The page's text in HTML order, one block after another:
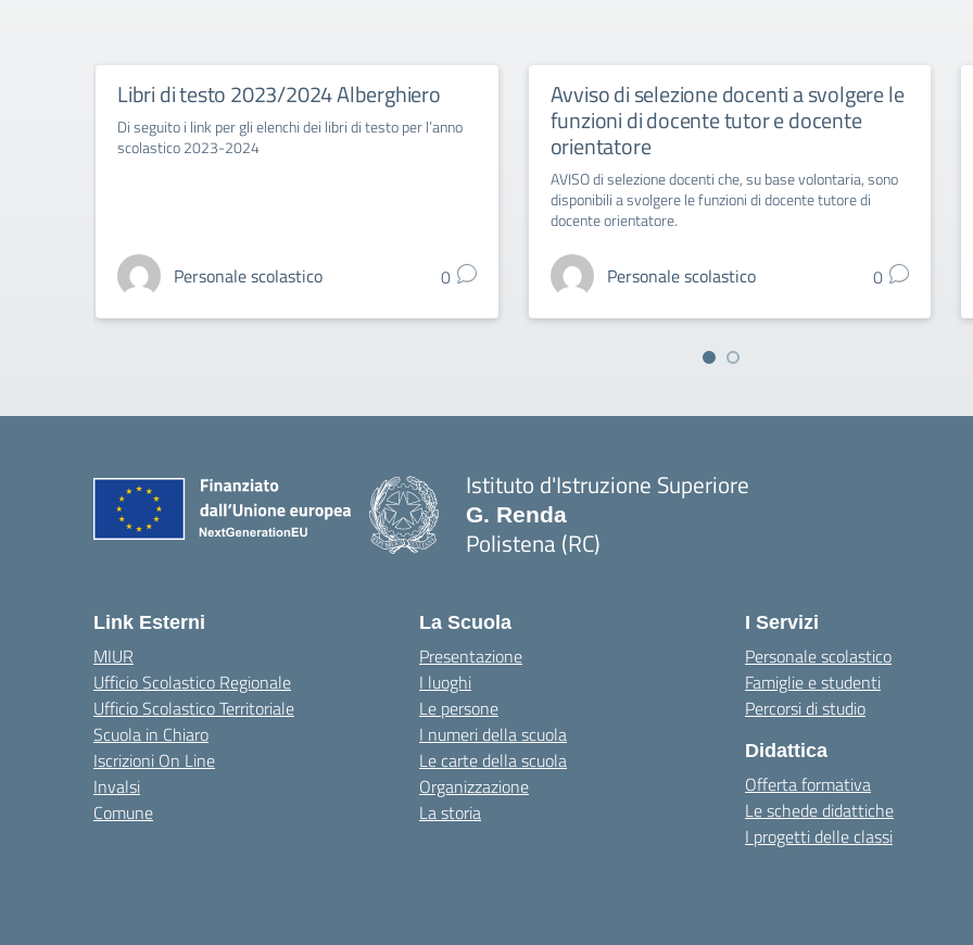
Libri di testo 2023/2024 Alberghiero
Di seguito i link per gli elenchi dei libri di testo per l’anno
scolastico 2023-2024
Personale scolastico 0
Avviso di selezione docenti a svolgere le
funzioni di docente tutor e docente
orientatore
AVISO di selezione docenti che, su base volontaria, sono
disponibili a svolgere le funzioni di docente tutore di
docente orientatore.
Personale scolastico 0
Istituto d'Istruzione Superiore
G. Renda
Polistena (RC)
Link Esterni
MIUR
Ufficio Scolastico Regionale
Ufficio Scolastico Territoriale
Scuola in Chiaro
Iscrizioni On Line
Invalsi
Comune
La Scuola
Presentazione
I luoghi
Le persone
I numeri della scuola
Le carte della scuola
Organizzazione
La storia
I Servizi
Personale scolastico
Famiglie e studenti
Percorsi di studio
Didattica
Offerta formativa
Le schede didattiche
I progetti delle classi